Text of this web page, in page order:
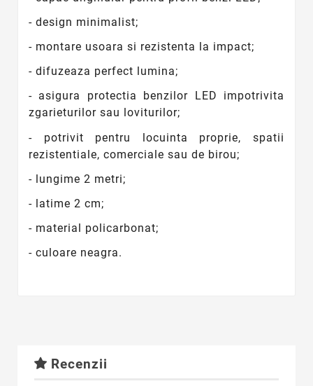
- design minimalist;
- montare usoara si rezistenta la impact;
- difuzeaza perfect lumina;
- asigura protectia benzilor LED impotrivita
zgarieturilor sau loviturilor;
- potrivit pentru locuinta proprie, spatii
rezistentiale, comerciale sau de birou;
- lungime 2 metri;
- latime 2 cm;
- material policarbonat;
- culoare neagra.
Recenzii